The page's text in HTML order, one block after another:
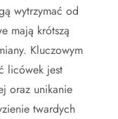
wytrzymać od
mają krótszą
Kluczowym
licówek jest
oraz unikanie
twardych